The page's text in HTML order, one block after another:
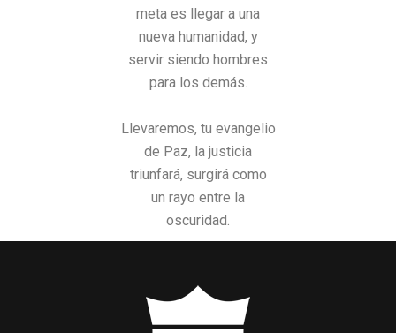
meta es llegar a una
nueva humanidad, y
servir siendo hombres
para los demás.
Llevaremos, tu evangelio
de Paz, la justicia
triunfará, surgirá como
un rayo entre la
oscuridad.